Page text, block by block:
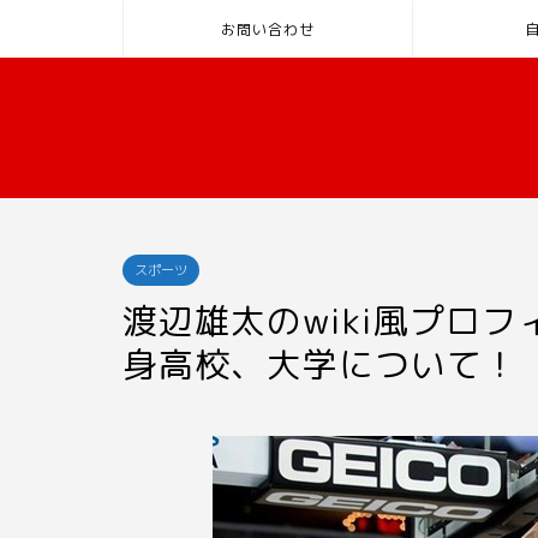
お問い合わせ
スポーツ
渡辺雄太のwiki風プロフ
身高校、大学について！